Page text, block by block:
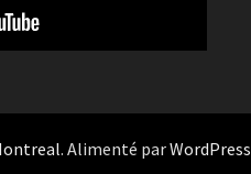
. Alimenté parWordPress